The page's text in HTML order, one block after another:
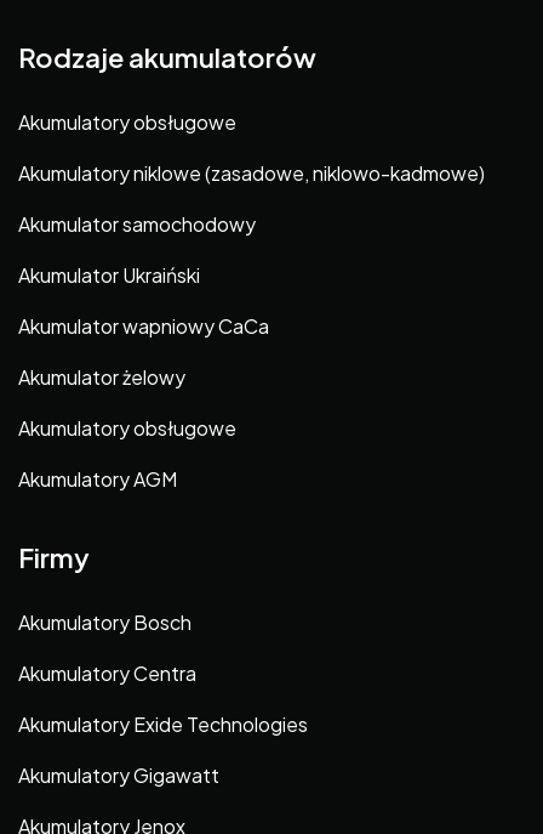
Rodzaje akumulatorów
Akumulatory obsługowe
Akumulatory niklowe (zasadowe, niklowo-kadmowe)
Akumulator samochodowy
Akumulator Ukraiński
Akumulator wapniowy CaCa
Akumulator żelowy
Akumulatory obsługowe
Akumulatory AGM
Firmy
Akumulatory Bosch
Akumulatory Centra
Akumulatory Exide Technologies
Akumulatory Gigawatt
Akumulatory Jenox